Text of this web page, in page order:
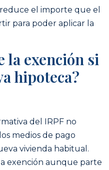
el importe que el
para poder aplicar la
la exención si
hipoteca?
del IRPF no
medios de pago
vivienda habitual.
exención aunque parte